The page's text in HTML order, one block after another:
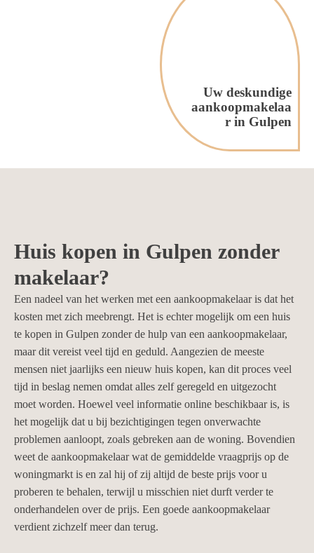
Uw deskundige
aankoopmakelaa
r in Gulpen
Huis kopen in Gulpen zonder
makelaar?
Een nadeel van het werken met een aankoopmakelaar is dat het
kosten met zich meebrengt. Het is echter mogelijk om een huis
te kopen in Gulpen zonder de hulp van een aankoopmakelaar,
maar dit vereist veel tijd en geduld. Aangezien de meeste
mensen niet jaarlijks een nieuw huis kopen, kan dit proces veel
tijd in beslag nemen omdat alles zelf geregeld en uitgezocht
moet worden. Hoewel veel informatie online beschikbaar is, is
het mogelijk dat u bij bezichtigingen tegen onverwachte
problemen aanloopt, zoals gebreken aan de woning. Bovendien
weet de aankoopmakelaar wat de gemiddelde vraagprijs op de
woningmarkt is en zal hij of zij altijd de beste prijs voor u
proberen te behalen, terwijl u misschien niet durft verder te
onderhandelen over de prijs. Een goede aankoopmakelaar
verdient zichzelf meer dan terug.